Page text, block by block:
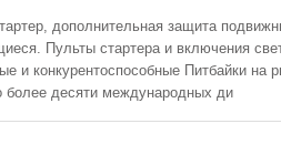
дополнительная защита
Пульты стартера и включения
и конкурентоспособные Питбайки
более десяти международных ди